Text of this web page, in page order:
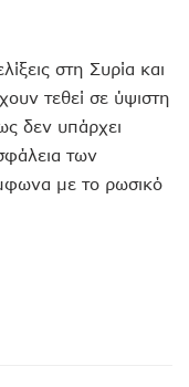
στη Συρία και
τεθεί σε ύψιστη
δεν υπάρχει
των
με το ρωσικό